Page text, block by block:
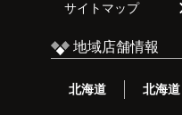
サイトマップ
地域店舗情報
北海道 北海道